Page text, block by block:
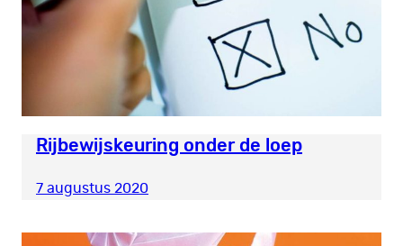
Rijbewijskeuring onder de loep
7 augustus 2020